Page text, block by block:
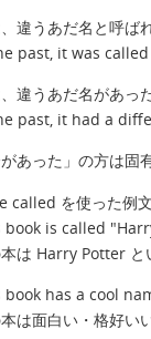
違うあだ名と呼ばれ
past, it was
違うあだ名があった
past, it had a
があった」の方は固
called を使った例文
book is called
は Harry Potter と
book has a cool
は面白い・格好い